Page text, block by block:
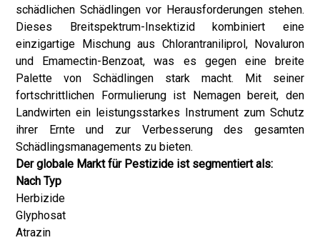
schädlichen Schädlingen vor Herausforderungen stehen.
Dieses Breitspektrum-Insektizid kombiniert eine
einzigartige Mischung aus Chlorantraniliprol, Novaluron
und Emamectin-Benzoat, was es gegen eine breite
Palette von Schädlingen stark macht. Mit seiner
fortschrittlichen Formulierung ist Nemagen bereit, den
Landwirten ein leistungsstarkes Instrument zum Schutz
ihrer Ernte und zur Verbesserung des gesamten
Schädlingsmanagements zu bieten.
Der globale Markt für Pestizide ist segmentiert als:
Nach Typ
Herbizide
Glyphosat
Atrazin